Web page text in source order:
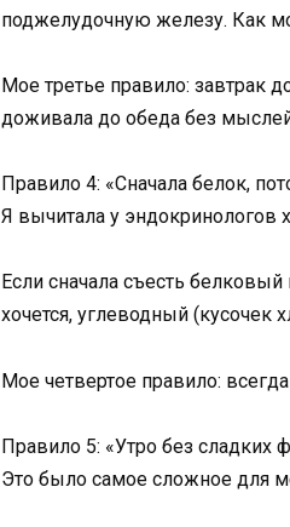
поджелудочную железу. Как
Мое третье правило: завтрак
доживала до обеда без
Правило 4: «Сначала белок,
Я вычитала у эндокринологов
Если сначала съесть
хочется, углеводный (кусочек
Мое четвертое правило:
Правило 5: «Утро без сладких
Это было самое сложное для